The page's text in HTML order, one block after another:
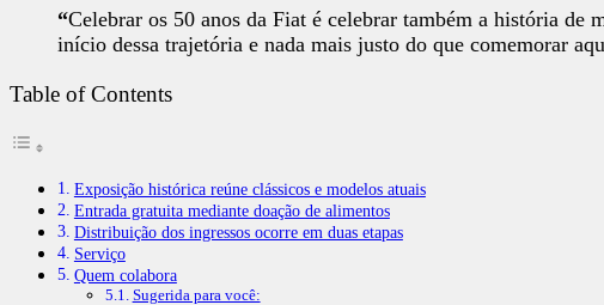
“Celebrar os 50 anos da Fiat é celebrar também a história de
início dessa trajetória e nada mais justo do que comemorar
Table of Contents
Exposição histórica reúne clássicos e modelos atuais
Entrada gratuita mediante doação de alimentos
Distribuição dos ingressos ocorre em duas etapas
Serviço
Quem colabora
Sugerida para você: